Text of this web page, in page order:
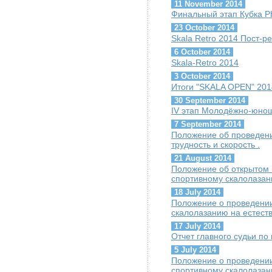
11 November 2014
Финальный этап Кубка
23 October 2014
Skala Retro 2014 Пост-
6 October 2014
Skala-Retro 2014
3 October 2014
Итоги "SKALA OPEN"
30 September 2014
IV этап Молодёжно-
7 September 2014
Положение об
трудность и скорость .
21 August 2014
Положение об
спортивному
18 July 2014
Положение о
скалолазанию на
17 July 2014
Отчет главного судьи
5 July 2014
Положение о